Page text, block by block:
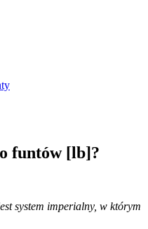
funtów [lb]?
system imperialny, w którym